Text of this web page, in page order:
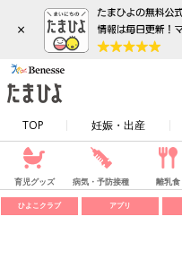
×
TOP 妊娠・出産
育児グッズ 病気・予防接種 離乳食
ひよこクラブ アプリ